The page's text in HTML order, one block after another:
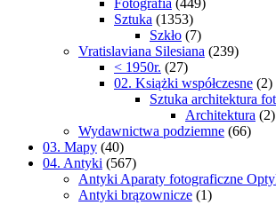
Sztuka (1353)
Szkło (7)
Vratislaviana Silesiana (239)
< 1950r. (27)
02. Książki współczesne (2)
Sztuka architektura
Architektura (2)
Wydawnictwa podziemne (66)
03. Mapy (40)
04. Antyki (567)
Antyki Aparaty fotograficzne
Antyki brązownicze (1)